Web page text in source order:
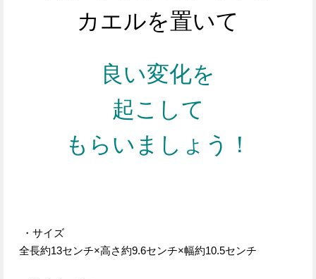
カエルを置いて
良い変化を
起こして
もらいましょう！
・サイズ
全長約13センチ×高さ約9.6センチ×幅約10.5センチ